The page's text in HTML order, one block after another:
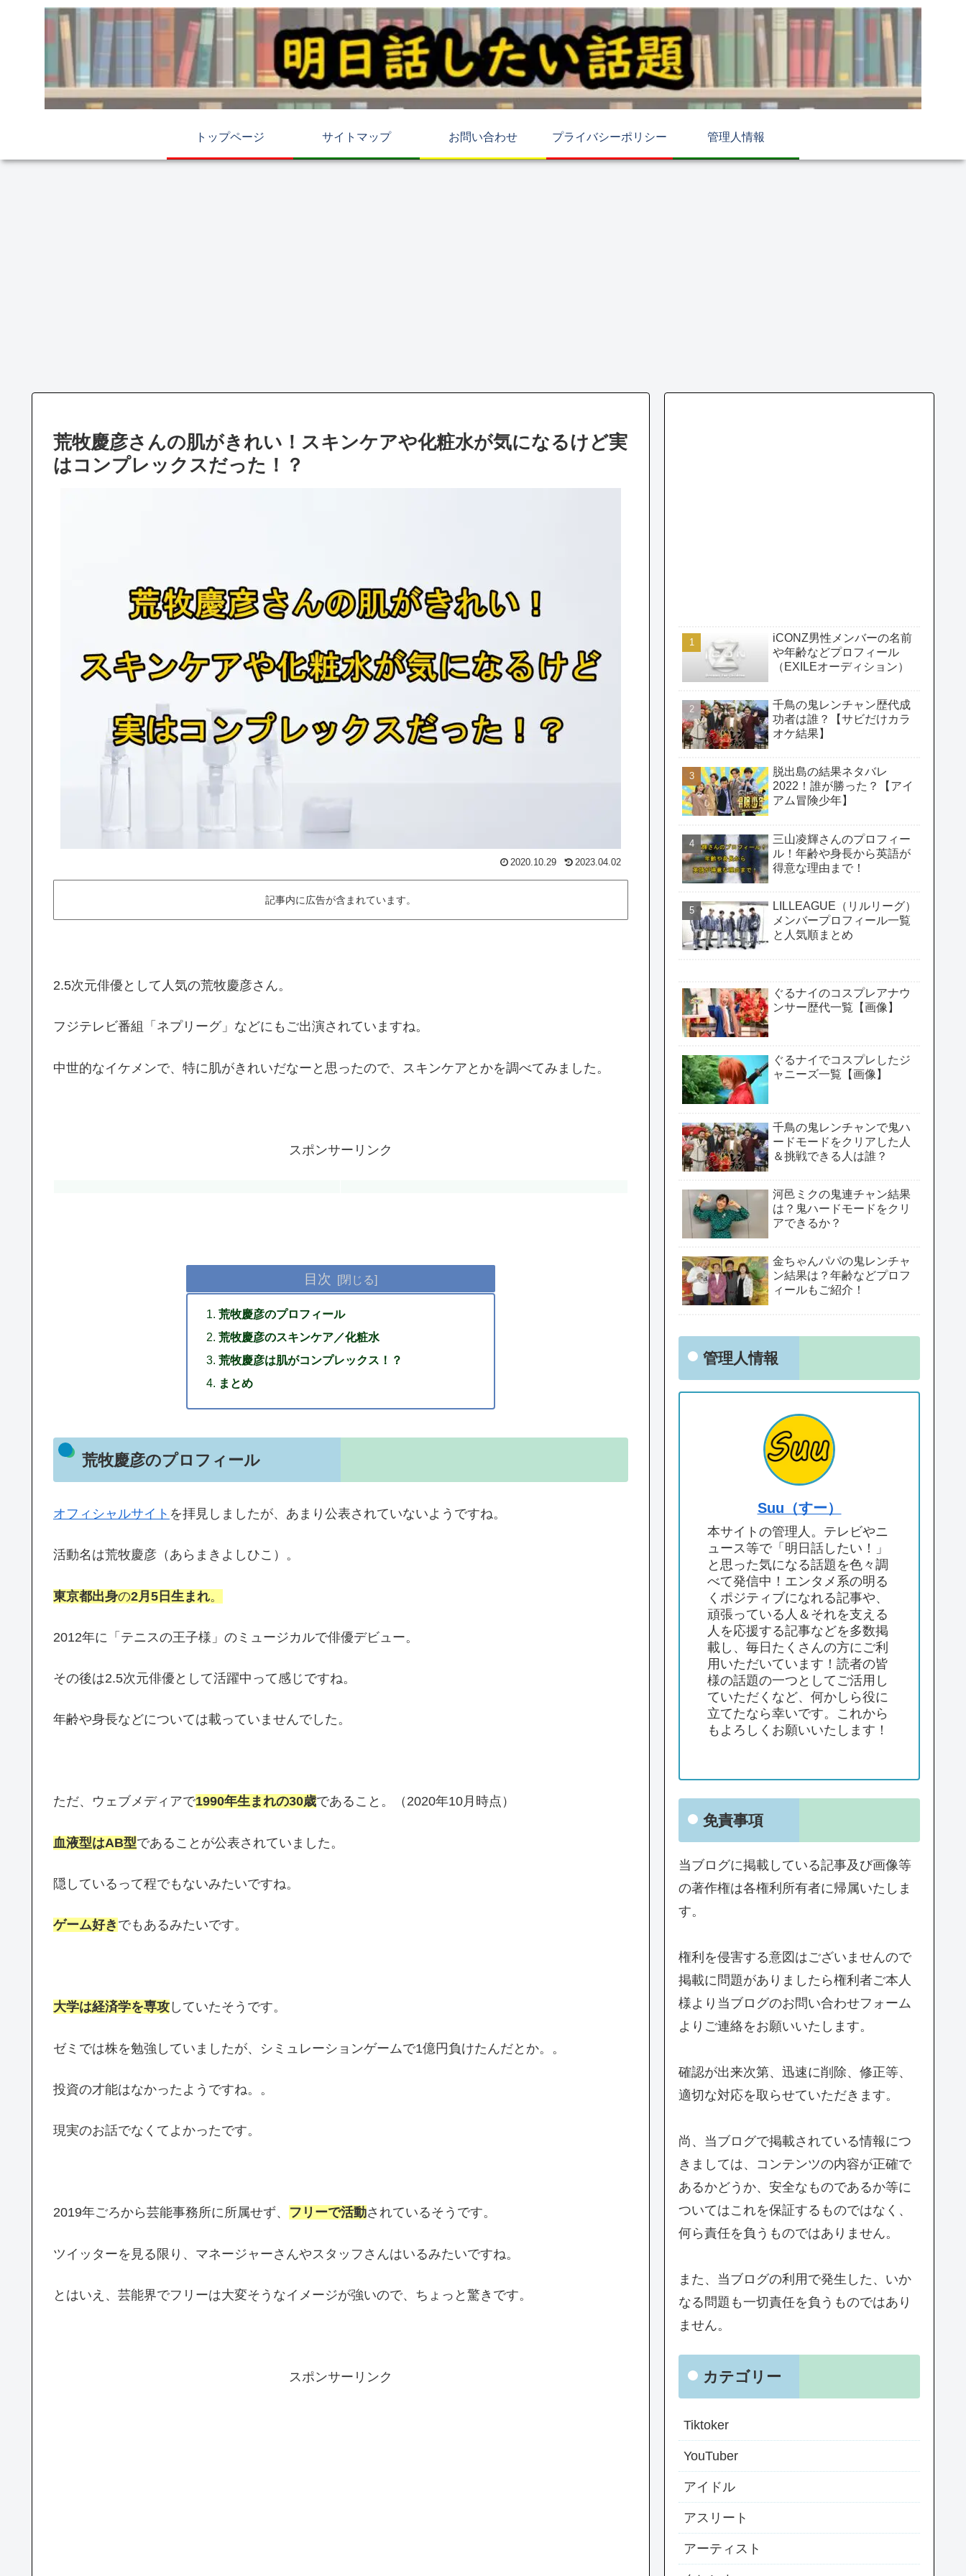
トップページ サイトマップ お問い合わせ プライバシーポリシー 管理人情報
荒牧慶彦さんの肌がきれい！スキンケアや化粧水が気になるけど実
はコンプレックスだった！？
2020.10.29 2023.04.02
記事内に広告が含まれています。
2.5次元俳優として人気の荒牧慶彦さん。
フジテレビ番組「ネプリーグ」などにもご出演されていますね。
中世的なイケメンで、特に肌がきれいだなーと思ったので、スキンケアとかを調べてみました。
スポンサーリンク
目次
荒牧慶彦のプロフィール
荒牧慶彦のスキンケア／化粧水
荒牧慶彦は肌がコンプレックス！？
まとめ
荒牧慶彦のプロフィール
オフィシャルサイト を拝見しましたが、あまり公表されていないようですね。
活動名は荒牧慶彦（あらまきよしひこ）。
東京都出身の2月5日生まれ。
2012年に「テニスの王子様」のミュージカルで俳優デビュー。
その後は2.5次元俳優として活躍中って感じですね。
年齢や身長などについては載っていませんでした。
ただ、ウェブメディアで1990年生まれの30歳であること。（2020年10月時点）
血液型はAB型であることが公表されていました。
隠しているって程でもないみたいですね。
ゲーム好き でもあるみたいです。
大学は経済学を専攻 していたそうです。
ゼミでは株を勉強していましたが、シミュレーションゲームで1億円負けたんだとか。。
投資の才能はなかったようですね。。
現実のお話でなくてよかったです。
2019年ごろから芸能事務所に所属せず、 フリーで活動されているそうです。
ツイッターを見る限り、マネージャーさんやスタッフさんはいるみたいですね。
とはいえ、芸能界でフリーは大変そうなイメージが強いので、ちょっと驚きです。
スポンサーリンク
iCONZ男性メンバーの名前
や年齢などプロフィール
（EXILEオーディション）
千鳥の鬼レンチャン歴代成
功者は誰？【サビだけカラ
オケ結果】
脱出島の結果ネタバレ
2022！誰が勝った？【アイ
アム冒険少年】
三山凌輝さんのプロフィー
ル！年齢や身長から英語が
得意な理由まで！
LILLEAGUE（リルリーグ）
メンバープロフィール一覧
と人気順まとめ
ぐるナイのコスプレアナウ
ンサー歴代一覧【画像】
ぐるナイでコスプレしたジ
ャニーズ一覧【画像】
千鳥の鬼レンチャンで鬼ハ
ードモードをクリアした人
＆挑戦できる人は誰？
河邑ミクの鬼連チャン結果
は？鬼ハードモードをクリ
アできるか？
金ちゃんパパの鬼レンチャ
ン結果は？年齢などプロフ
ィールもご紹介！
管理人情報
Suu（すー）
本サイトの管理人。テレビやニ
ュース等で「明日話したい！」
と思った気になる話題を色々調
べて発信中！エンタメ系の明る
くポジティブになれる記事や、
頑張っている人＆それを支える
人を応援する記事などを多数掲
載し、毎日たくさんの方にご利
用いただいています！読者の皆
様の話題の一つとしてご活用し
ていただくなど、何かしら役に
立てたなら幸いです。これから
もよろしくお願いいたします！
免責事項
当ブログに掲載している記事及び画像等
の著作権は各権利所有者に帰属いたしま
す。
権利を侵害する意図はございませんので
掲載に問題がありましたら権利者ご本人
様より当ブログのお問い合わせフォーム
よりご連絡をお願いいたします。
確認が出来次第、迅速に削除、修正等、
適切な対応を取らせていただきます。
尚、当ブログで掲載されている情報につ
きましては、コンテンツの内容が正確で
あるかどうか、安全なものであるか等に
ついてはこれを保証するものではなく、
何ら責任を負うものではありません。
また、当ブログの利用で発生した、いか
なる問題も一切責任を負うものではあり
ません。
カテゴリー
Tiktoker
YouTuber
アイドル
アスリート
アーティスト